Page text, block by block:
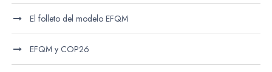
El folleto del modelo EFQM
EFQM y COP26